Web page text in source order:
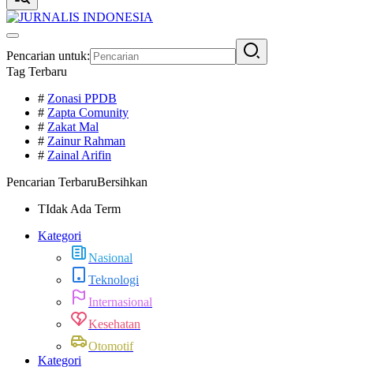
Pencarian untuk:
Tag Terbaru
# Zonasi PPDB
# Zapta Comunity
# Zakat Mal
# Zainur Rahman
# Zainal Arifin
Pencarian TerbaruBersihkan
TIdak Ada Term
Kategori
Nasional
Teknologi
Internasional
Kesehatan
Otomotif
Kategori